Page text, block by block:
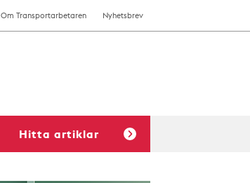
Om Transportarbetaren Nyhetsbrev
Hitta artiklar